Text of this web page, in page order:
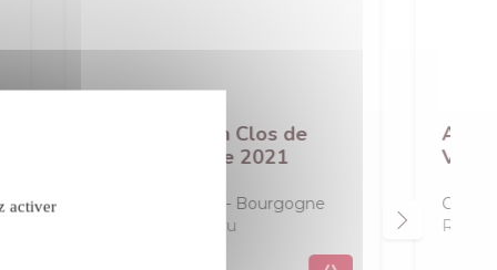
Arnaud Chopin Clos de
Vougeot rouge 2019
Clos de Vougeot
Bourgogne
Grand Cru
activer